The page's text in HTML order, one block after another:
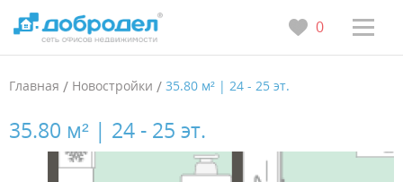
0
Главная / Новостройки / 35.80 м² | 24 - 25 эт.
35.80 м² | 24 - 25 эт.